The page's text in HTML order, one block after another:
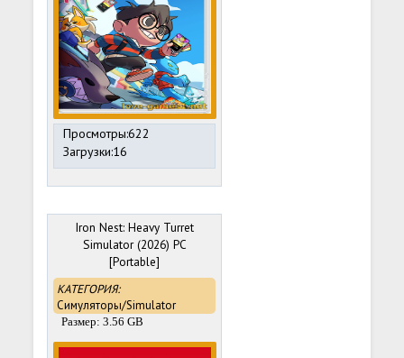
Просмотры:622
Загрузки:16
Iron Nest: Heavy Turret
Simulator (2026) PC
[Portable]
КАТЕГОРИЯ:
Симуляторы/Simulator
Размер: 3.56 GB